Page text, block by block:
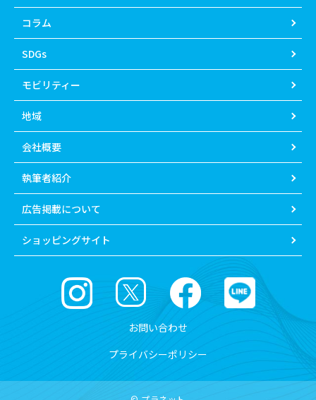
コラム
SDGs
モビリティー
地域
会社概要
執筆者紹介
広告掲載について
ショッピングサイト
お問い合わせ
プライバシーポリシー